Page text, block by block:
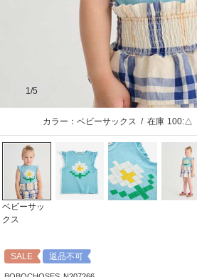
1/5
カラー：ベビーサックス / 在庫 100:△
ベビーサッ
クス
SALE 返品不可